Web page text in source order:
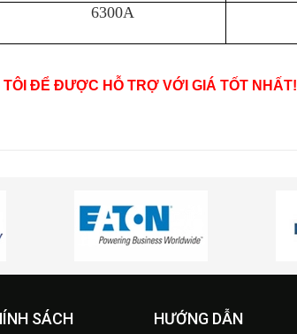
6300A
ĐỂ ĐƯỢC HỖ TRỢ VỚI GIÁ TỐT NHẤT!
SÁCH HƯỚNG DẪN